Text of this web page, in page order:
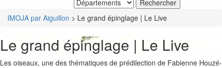
IMOJA par Aiguillon > Le grand épinglage | Le Live
Le grand épinglage | Le Live
Les oiseaux, une des thématiques de prédilection de Fabienne Houzé-